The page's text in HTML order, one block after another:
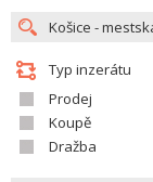
Typ inzerátu
Prodej
Koupě
Dražba